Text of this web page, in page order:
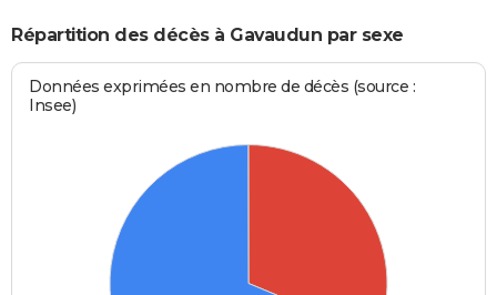
Répartition des décès à Gavaudun par sexe
Données exprimées en nombre de décès (source :
Insee)